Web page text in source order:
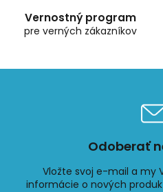
s
Vernostný program
pre verných zákazníkov
Odoberať
Vložte svoj e-mail a my
informácie o nových